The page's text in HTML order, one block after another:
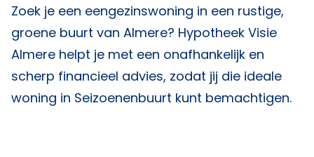
Zoek je een eengezinswoning in een rustige,
groene buurt van Almere? Hypotheek Visie
Almere helpt je met een onafhankelijk en
scherp financieel advies, zodat jij die ideale
woning in Seizoenenbuurt kunt bemachtigen.